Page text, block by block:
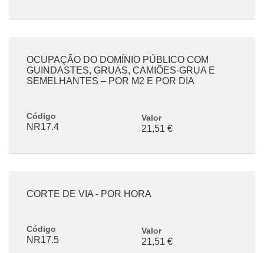
Código
NR17.4
OCUPAÇÃO DO DOMÍNIO PÚBLICO COM
GUINDASTES, GRUAS, CAMIÕES-GRUA E
SEMELHANTES – POR M2 E POR DIA
Valor
21,51 €
Código
NR17.5
CORTE DE VIA - POR HORA
Valor
21,51 €